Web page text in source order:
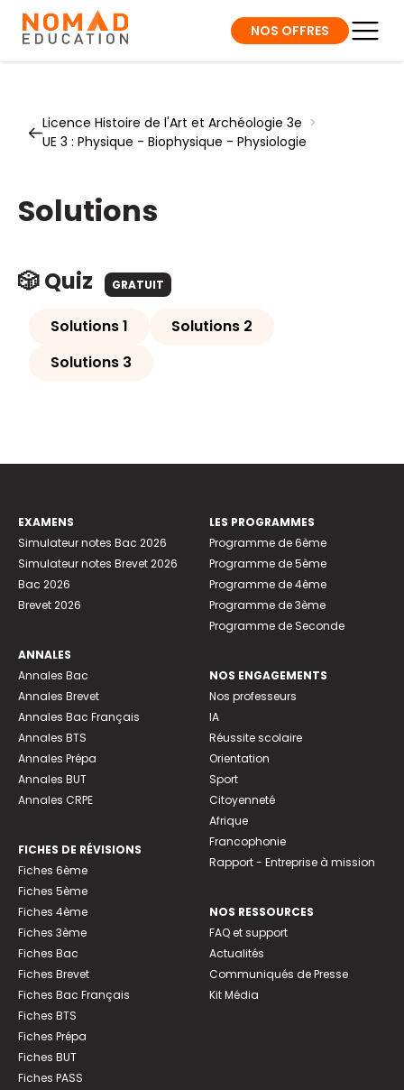
NOS OFFRES
Licence Histoire de l'Art et Archéologie 3e >
UE 3 : Physique - Biophysique - Physiologie
Solutions
🎲 Quiz GRATUIT
Solutions 1
Solutions 2
Solutions 3
EXAMENS
Simulateur notes Bac 2026
Simulateur notes Brevet 2026
Bac 2026
Brevet 2026
ANNALES
Annales Bac
Annales Brevet
Annales Bac Français
Annales BTS
Annales Prépa
Annales BUT
Annales CRPE
FICHES DE RÉVISIONS
Fiches 6ème
Fiches 5ème
Fiches 4ème
Fiches 3ème
Fiches Bac
Fiches Brevet
Fiches Bac Français
Fiches BTS
Fiches Prépa
Fiches BUT
Fiches PASS
LES PROGRAMMES
Programme de 6ème
Programme de 5ème
Programme de 4ème
Programme de 3ème
Programme de Seconde
NOS ENGAGEMENTS
Nos professeurs
IA
Réussite scolaire
Orientation
Sport
Citoyenneté
Afrique
Francophonie
Rapport - Entreprise à mission
NOS RESSOURCES
FAQ et support
Actualités
Communiqués de Presse
Kit Média